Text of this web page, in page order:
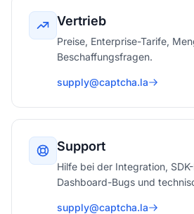
Vertrieb
Preise, Enterprise-Tarife,
Beschaffungsfragen.
supply@captcha.la
Support
Hilfe bei der Integration,
Dashboard-Bugs und
supply@captcha.la